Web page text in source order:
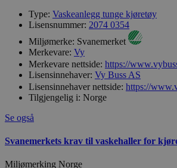
Type: Vaskeanlegg tunge kjøretøy
Lisensnummer: 2074 0354
Miljømerke: Svanemerket
Merkevare: Vy
Merkevare nettside: https://
Lisensinnehaver: Vy Buss AS
Lisensinnehaver nettside: https://
Tilgjengelig i: Norge
Se også
Svanemerkets krav til vaskehaller for
Miljømerking Norge